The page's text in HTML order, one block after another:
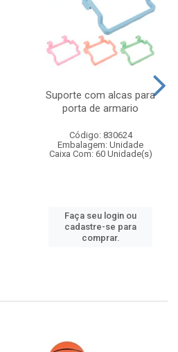
Suporte com alcas para
porta de armario
Código: 830624
Embalagem: Unidade
Caixa Com: 60 Unidade(s)
Faça seu login ou
cadastre-se para
comprar.